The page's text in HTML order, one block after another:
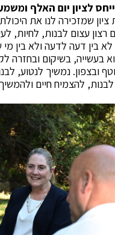
לציון יום האלף
ציון שמזכירה לנו את
עצום לבנות, לחיות,
לא בין דעה לדעה ולא בין
בעשייה, בשיקום ובחזרה
ובצפון. נמשיך לנטוע,
להצמיח חיים